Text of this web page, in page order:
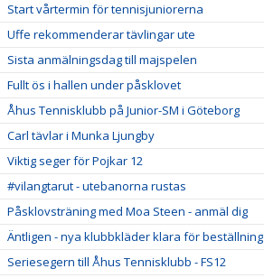
Start vårtermin för tennisjuniorerna
Uffe rekommenderar tävlingar ute
Sista anmälningsdag till majspelen
Fullt ös i hallen under påsklovet
Åhus Tennisklubb på Junior-SM i Göteborg
Carl tävlar i Munka Ljungby
Viktig seger för Pojkar 12
#vilangtarut - utebanorna rustas
Påsklovsträning med Moa Steen - anmäl dig
Äntligen - nya klubbkläder klara för beställning
Seriesegern till Åhus Tennisklubb - FS12